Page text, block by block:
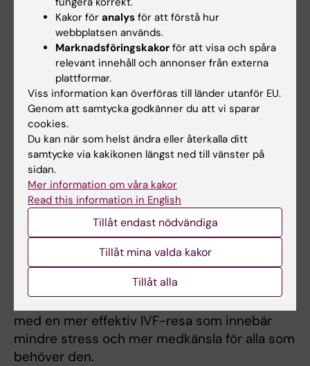
framgången. Denna kunskap kan bidra till att
minska den känslomässiga och ekonomiska
bördan för patienter som genomgår
fertilitetsbehandlingar.
Vilka mål har du för framtiden?
Jag kommer att fortsätta min karriär inom den
akademiska världen med fokus på reproduktiv
hälsa och kvinnors hälsa. Min ambition är att
bedriva forskning som inte bara fördjupar vår
förståelse för människans tidiga utveckling,
utan som också direkt kan översättas till
kliniska framsteg.
Jag brinner särskilt för att göra vetenskapen
mer tillgänglig, både för allmänheten och för
patienter, och i slutändan bidra till en framtid
med en mer effektiv IVF-resa som innebär
mindre stress och mer medkänsla för alla som
behöver den.
Kakor för analys för att förstå hur
webbplatsen används.
Marknadsföringskakor för att visa och spåra
relevant innehåll och annonser från externa
plattformar.
Viss information kan överföras till länder utanför EU.
Genom att samtycka godkänner du att vi sparar
cookies.
Du kan när som helst ändra eller återkalla ditt
samtycke via kakikonen längst ned till vänster på
sidan.
Mer information om våra kakor
Read this information in English
Tillåt endast nödvändiga
Tillåt mina valda kakor
Tillåt alla